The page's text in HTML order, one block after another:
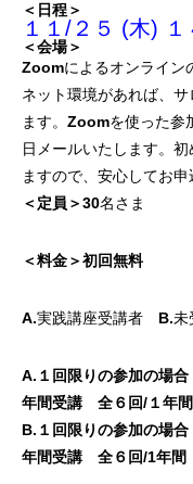
＜日程＞
１１/２５ (木) １
＜会場＞
Zoomによるオンライン
ネット環境があれば、
ます。Zoomを使った参
日メールいたします。
ますので、安心してお申
＜定員＞30名さま
＜料金＞初回無料
A.実践講座受講者 B.未
A.１回限りの参加の
年間受講 全６回/１年
B.１回限りの参加の
年間受講 全６回/1年間